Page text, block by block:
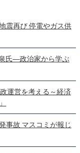
震再び 停電やガス供
氏―政治家から学ぶ
運営を考える～経済
事故 マスコミが報じ